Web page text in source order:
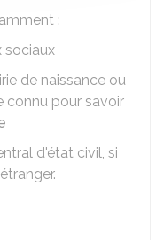
:
sociaux
de naissance ou
connu pour savoir
d'état civil, si